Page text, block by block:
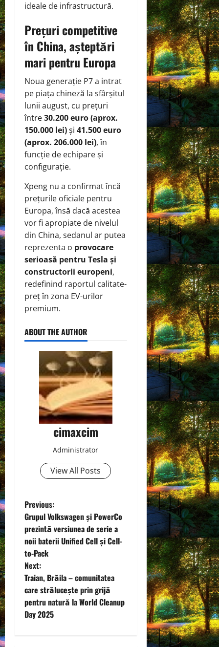
ideale de infrastructură.
Prețuri competitive
în China, așteptări
mari pentru Europa
Noua generație P7 a intrat
pe piața chineză la sfârșitul
lunii august, cu prețuri
între30.200 euro (aprox.
150.000 lei)și 41.500 euro
(aprox. 206.000 lei), în
funcție de echipare și
configurație.
Xpeng nu a confirmat încă
prețurile oficiale pentru
Europa, însă dacă acestea
vor fi apropiate de nivelul
din China, sedanul ar putea
reprezenta o provocare
serioasă pentru Tesla și
constructorii europeni,
redefinind raportul calitate-
preț în zona EV-urilor
premium.
ABOUT THE AUTHOR
cimaxcim
Administrator
View All Posts
P
o
s
t
n
a
Previous:
Grupul Volkswagen și PowerCo
prezintă versiunea de serie a
noii baterii Unified Cell și Cell-
to-Pack
Next:
Traian, Brăila – comunitatea
care strălucește prin grijă
pentru natură la World Cleanup
Day 2025